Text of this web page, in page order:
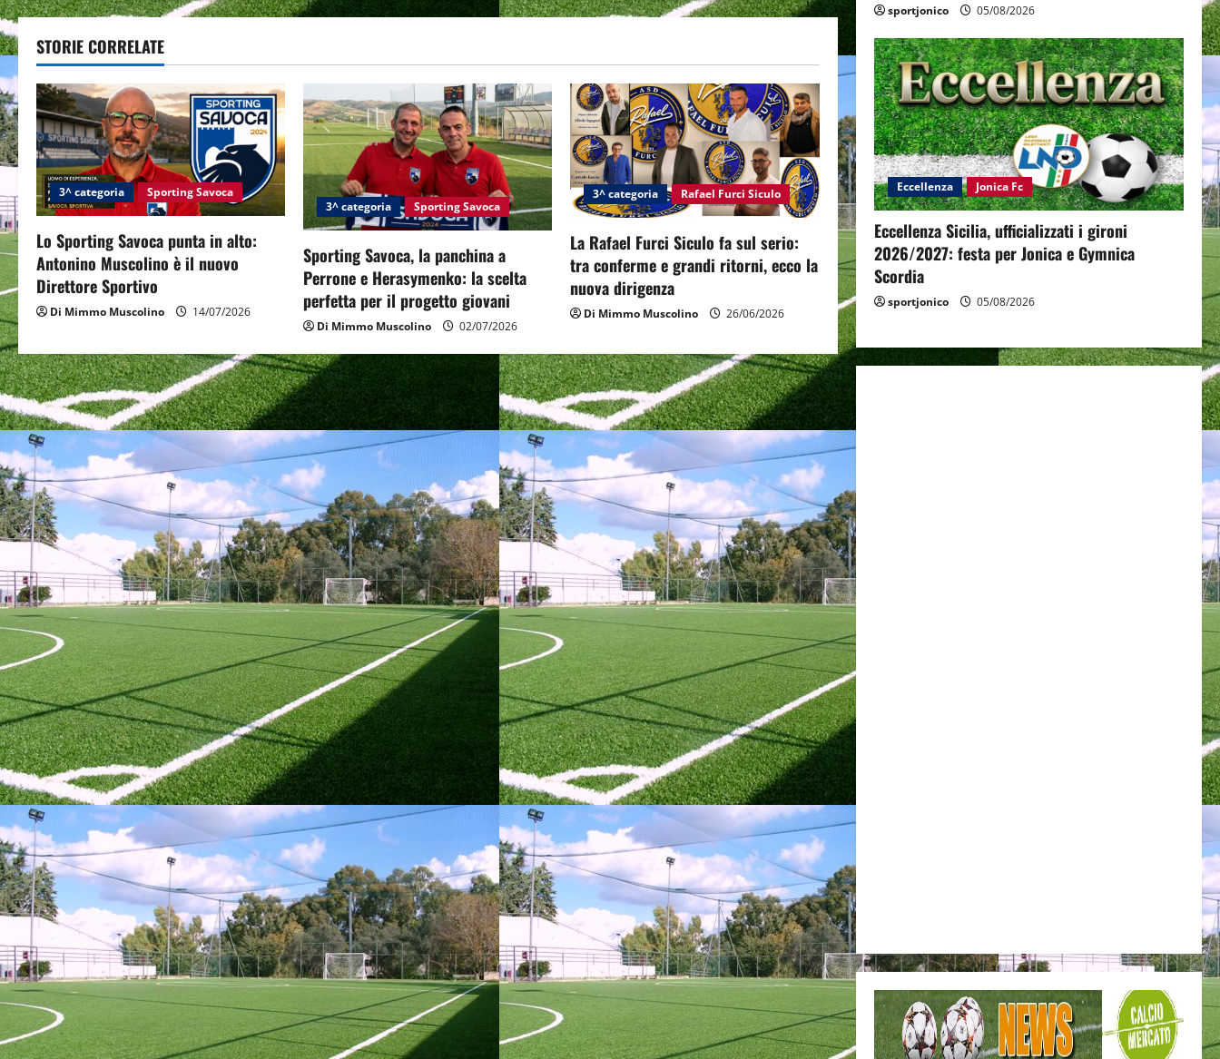
t
n
a
v
i
g
a
t
i
o
n
STORIE CORRELATE
3^ categoria Sporting Savoca
Lo Sporting Savoca punta in alto:
Antonino Muscolino è il nuovo
Direttore Sportivo
Di Mimmo Muscolino 14/07/2026
3^ categoria Sporting Savoca
Sporting Savoca, la panchina a
Perrone e Herasymenko: la scelta
perfetta per il progetto giovani
Di Mimmo Muscolino 02/07/2026
3^ categoria Rafael Furci Siculo
La Rafael Furci Siculo fa sul serio:
tra conferme e grandi ritorni, ecco la
nuova dirigenza
Di Mimmo Muscolino 26/06/2026
sportjonico 05/08/2026
Eccellenza Jonica Fc
Eccellenza Sicilia, ufficializzati i gironi
2026/2027: festa per Jonica e Gymnica
Scordia
sportjonico 05/08/2026